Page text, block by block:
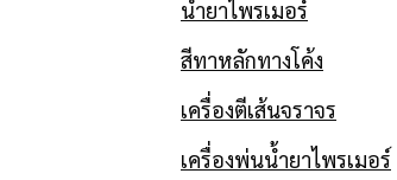
น้ำยาไพรเมอร์
สีทาหลักทางโค้ง
เครื่องตีเส้นจราจร
เครื่องพ่นน้ำยาไพรเมอร์